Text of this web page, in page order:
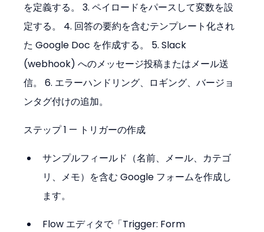
を定義する。 3. ペイロードをパースして変数を設
定する。 4. 回答の要約を含むテンプレート化され
た Google Doc を作成する。 5. Slack
(webhook) へのメッセージ投稿またはメール送
信。 6. エラーハンドリング、ロギング、バージョ
ンタグ付けの追加。
ステップ 1 — トリガーの作成
サンプルフィールド（名前、メール、カテゴ
リ、メモ）を含む Google フォームを作成し
ます。
Flow エディタで「Trigger: Form